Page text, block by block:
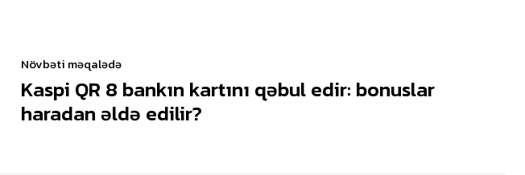
Növbəti məqalədə
Kaspi QR 8 bankın kartını qəbul edir: bonuslar
haradan əldə edilir?